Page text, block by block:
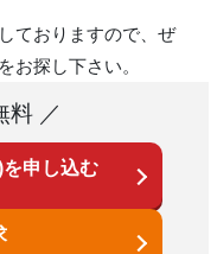
ておりますので、ぜ
お探し下さい。
料 ／
申し込む